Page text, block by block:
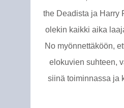
the Deadista ja Harry
olekin kaikki aika
No myönnettäköön,
elokuvien suhteen,
siinä toiminnassa ja